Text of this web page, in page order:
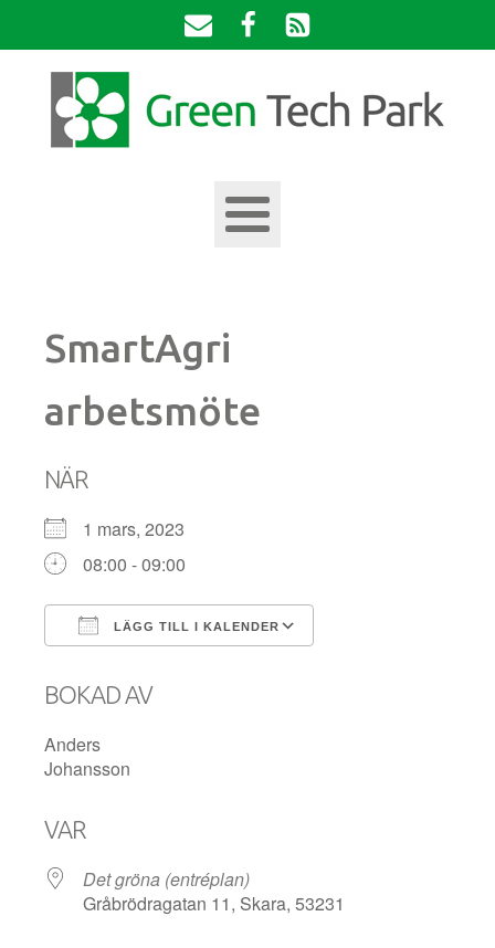
SmartAgri
arbetsmöte
NÄR
1 mars, 2023
08:00 - 09:00
LÄGG TILL I KALENDER
BOKAD AV
Anders
Johansson
VAR
Det gröna (entréplan)
Gråbrödragatan 11, Skara, 53231